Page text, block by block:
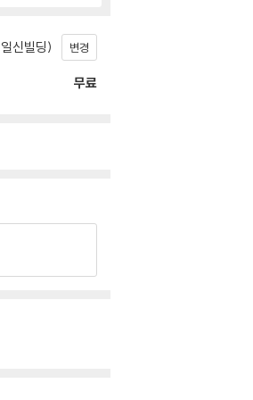
신빌딩) 변경
무료